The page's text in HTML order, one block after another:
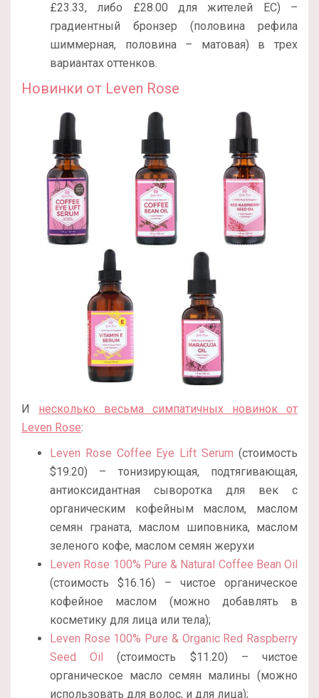
£23.33, либо £28.00 для жителей ЕС) –
градиентный бронзер (половина рефила
шиммерная, половина – матовая) в трех
вариантах оттенков.
Новинки от Leven Rose
И несколько весьма симпатичных новинок от
Leven Rose:
Leven Rose Coffee Eye Lift Serum (стоимость
$19.20) – тонизирующая, подтягивающая,
антиоксидантная сыворотка для век с
органическим кофейным маслом, маслом
семян граната, маслом шиповника, маслом
зеленого кофе, маслом семян жерухи
Leven Rose 100% Pure & Natural Coffee Bean Oil
(стоимость $16.16) – чистое органическое
кофейное маслом (можно добавлять в
косметику для лица или тела);
Leven Rose 100% Pure & Organic Red Raspberry
Seed Oil (стоимость $11.20) – чистое
органическое масло семян малины (можно
использовать для волос, и для лица);